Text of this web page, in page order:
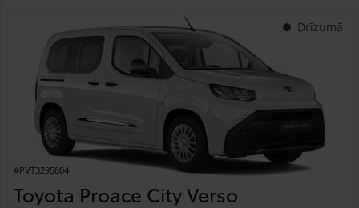
Drīzumā
#PVT3295804
Toyota Proace City Verso